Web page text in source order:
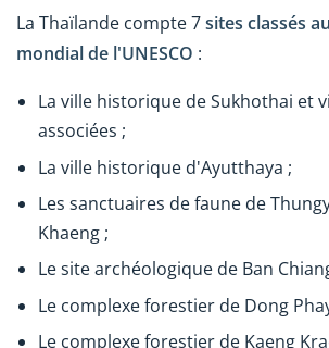
La Thaïlande compte 7sites classés
mondial de l'UNESCO :
La ville historique de Sukhothai et
associées ;
La ville historique d'Ayutthaya ;
Les sanctuaires de faune de
Khaeng ;
Le site archéologique de Ban
Le complexe forestier de Dong
Le complexe forestier de Kaeng